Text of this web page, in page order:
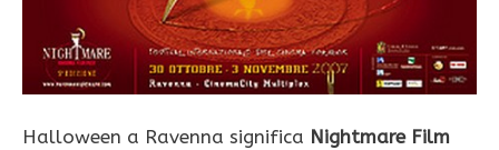
Halloween a Ravenna significa Nightmare Film